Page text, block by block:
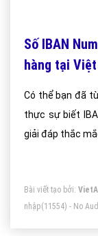
Số IBAN
hàng tại
Có thể bạn đã
thực sự biết
giải đáp thắc
Bài viết tạo bởi:
nhập(11554) - No